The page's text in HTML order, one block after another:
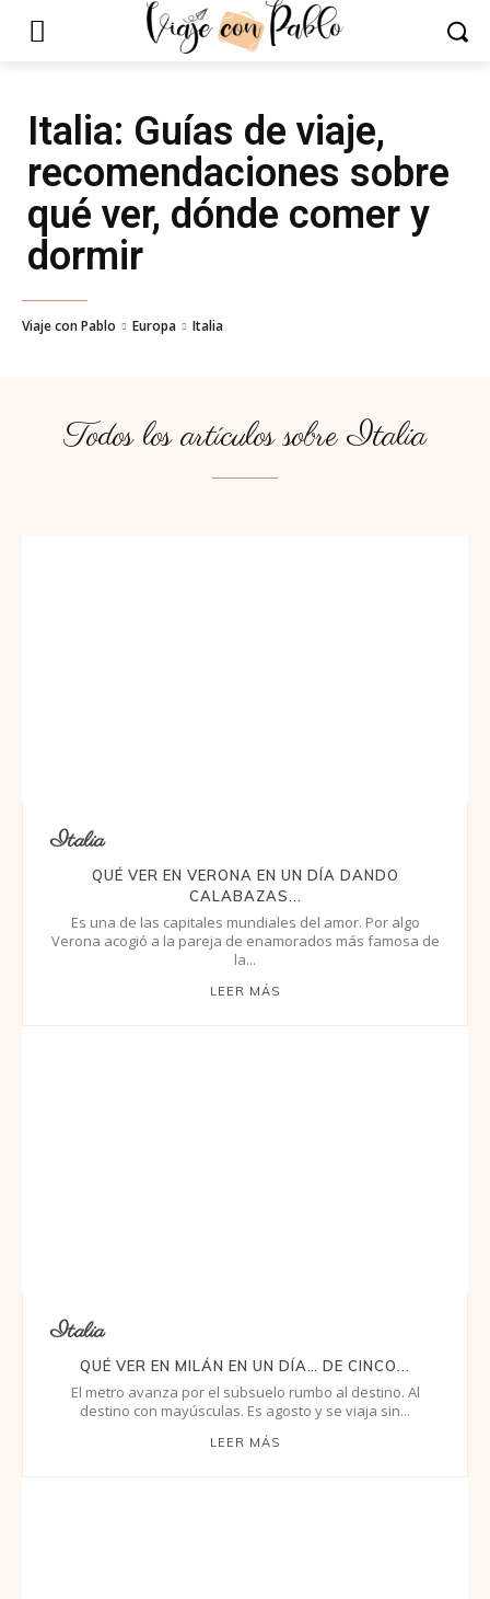
Italia: Guías de viaje,
recomendaciones sobre
qué ver, dónde comer y
dormir
Viaje con Pablo Europa Italia
Todos los artículos sobreItalia
Italia
QUÉ VER EN VERONA EN UN DÍA DANDO
CALABAZAS...
Es una de las capitales mundiales del amor. Por algo
Verona acogió a la pareja de enamorados más famosa de
la...
LEER MÁS
Italia
QUÉ VER EN MILÁN EN UN DÍA… DE CINCO...
El metro avanza por el subsuelo rumbo al destino. Al
destino con mayúsculas. Es agosto y se viaja sin...
LEER MÁS